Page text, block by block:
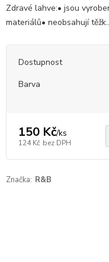
Zdravé lahve:• jsou
materiálů• neobsahují
Dostupnost
Barva
150 Kč/ks
124 Kč bez DPH
Značka: R&B